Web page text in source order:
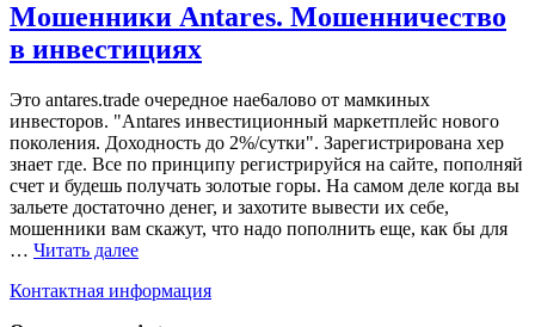
Мошенники Antares. Мошенничество
в инвестициях
Это antares.trade очередное нае6алово от мамкиных
инвесторов. "Antares инвестиционный маркетплейс нового
поколения. Доходность до 2%/сутки". Зарегистрирована хер
знает где. Все по принципу регистрируйся на сайте, пополняй
счет и будешь получать золотые горы. На самом деле когда вы
зальете достаточно денег, и захотите вывести их себе,
мошенники вам скажут, что надо пополнить еще, как бы для
… Читать далее
Контактная информация